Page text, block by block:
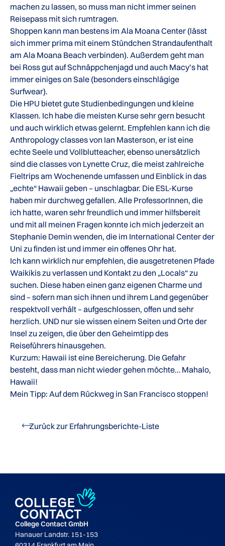
machen zu lassen, so muss man nicht immer seinen
Reisepass mit sich rumtragen.
Shoppen kann man bestens im Ala Moana Center (lässt
sich immer prima mit einem Stündchen Strandaufenthalt
am Ala Moana Beach verbinden). Außerdem geht man
bei Ross gut auf Schnäppchenjagd und auch Macy’s hat
immer einiges on Sale (besonders einschlägige
Surfwear).
Die HPU bietet gute Studienbedingungen und kleine
Klassen. Ich habe die meisten Kurse sehr gern besucht
und auch wirklich etwas gelernt. Empfehlen kann ich die
Anthropology classes von Ian Masterson, er ist eine
echte Seele und Vollblutteacher, ebenso unersätzlich
sind die classes von Lynette Cruz, die meist zahlreiche
Fieltrips am Wochenende umfassen und Einblick in das
„echte“ Hawaii geben – unschlagbar. Die ESL-Kurse
haben mir durchweg gefallen. Alle ProfessorInnen, die
ich hatte, waren sehr freundlich und immer hilfsbereit
und mit all meinen Fragen konnte ich mich jederzeit an
Stephanie Demin wenden, die im International Center der
Uni zu finden ist und immer ein offenes Ohr hat.
Ich kann wirklich nur empfehlen, die ausgetretenen Pfade
Waikikis zu verlassen und Kontakt zu den „Locals“ zu
suchen. Diese haben einen ganz eigenen Charme und
sind – sofern man sich ihnen und ihrem Land gegenüber
respektvoll verhält – aufgeschlossen, offen und sehr
herzlich. UND nur sie wissen einem Seiten und Orte der
Insel zu zeigen, die über den Geheimtipp des
Reiseführers hinausgehen.
Kurzum: Hawaii ist eine Bereicherung. Die Gefahr
besteht, dass man nicht wieder gehen möchte… Mahalo,
Hawaii!
Mein Tipp: Auf dem Rückweg in San Francisco stoppen!
Zurück zur Erfahrungsberichte-Liste
College Contact GmbH
Hanauer Landstr. 151-153